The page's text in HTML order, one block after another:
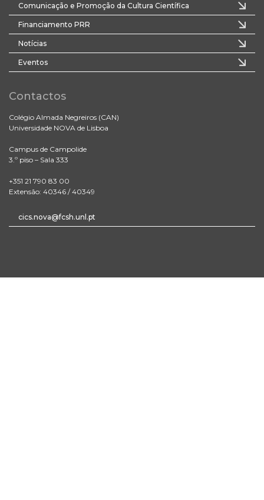
Comunicação e Promoção da Cultura Científica
Financiamento PRR
Notícias
Eventos
Contactos
Colégio Almada Negreiros (CAN)
Universidade NOVA de Lisboa
Campus de Campolide
3.º piso – Sala 333
+351 21 790 83 00
Extensão: 40346 / 40349
cics.nova@fcsh.unl.pt